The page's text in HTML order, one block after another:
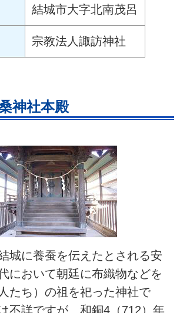
結城市大字北南茂呂
宗教法人諏訪神社
神社本殿
城に養蚕を伝えたとされる安
において朝廷に布織物などを
たち）の祖を祀った神社で
不詳ですが、和銅4（712）年